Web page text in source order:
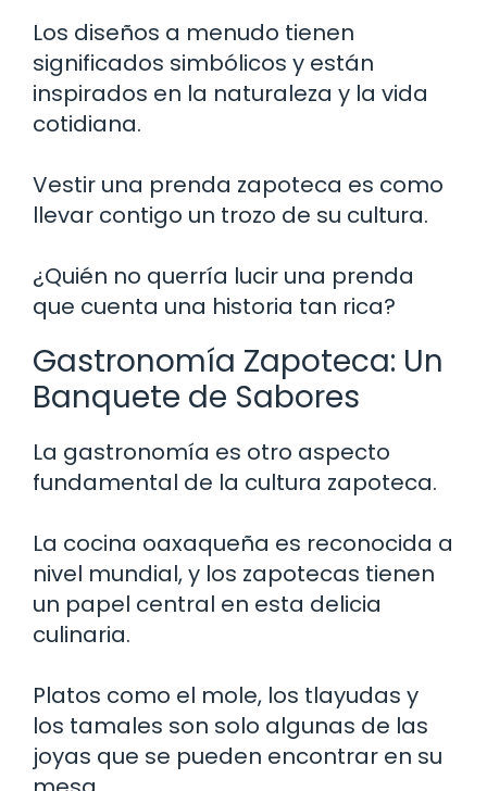
Los diseños a menudo tienen
significados simbólicos y están
inspirados en la naturaleza y la vida
cotidiana.
Vestir una prenda zapoteca es como
llevar contigo un trozo de su cultura.
¿Quién no querría lucir una prenda
que cuenta una historia tan rica?
Gastronomía Zapoteca: Un
Banquete de Sabores
La gastronomía es otro aspecto
fundamental de la cultura zapoteca.
La cocina oaxaqueña es reconocida a
nivel mundial, y los zapotecas tienen
un papel central en esta delicia
culinaria.
Platos como el mole, los tlayudas y
los tamales son solo algunas de las
joyas que se pueden encontrar en su